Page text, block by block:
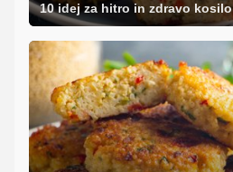
10 idej za hitro in zdravo kosilo